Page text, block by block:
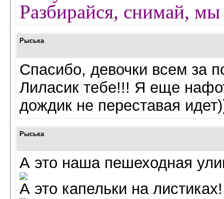
Разбирайся, снимай,
Рыська
Спасибо, девочки всем за
Лиласик тебе!!! Я еще
дождик не переставая
Рыська
А это наша пешеходная
А это капельки на листиках!